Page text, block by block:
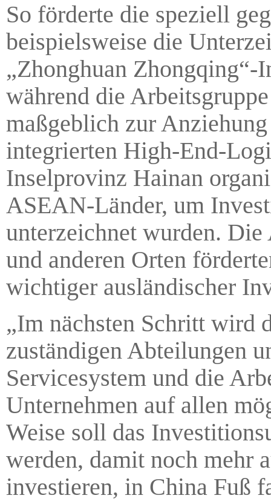
So förderte die speziell
beispielsweise die
„Zhonghuan
während die
maßgeblich zur
integrierten High-End-
Inselprovinz Hainan
ASEAN-Länder, um
unterzeichnet wurden.
und anderen Orten
wichtiger ausländischer
„Im nächsten Schritt wird
zuständigen Abteilungen
Servicesystem und die
Unternehmen auf allen
Weise soll das
werden, damit noch mehr
investieren, in China Fuß